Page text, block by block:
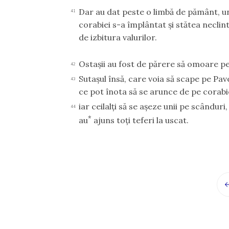
41
Dar au dat peste o limbă de pământ,
corabiei s-a împlântat şi stătea
de izbitura valurilor.
42 Ostaşii au fost de părere să omoare
43
Sutaşul însă, care voia să scape pe
ce pot înota să se arunce de pe
44
iar ceilalţi să se aşeze unii pe
au* ajuns toţi teferi la uscat.